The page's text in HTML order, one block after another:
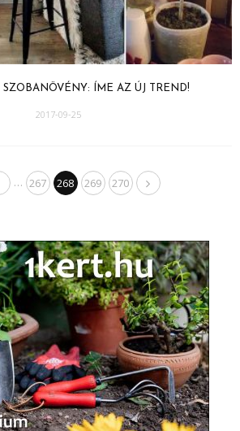
ÍME AZ ÚJ TREND!
2017-09-25
… 267 268 269 270